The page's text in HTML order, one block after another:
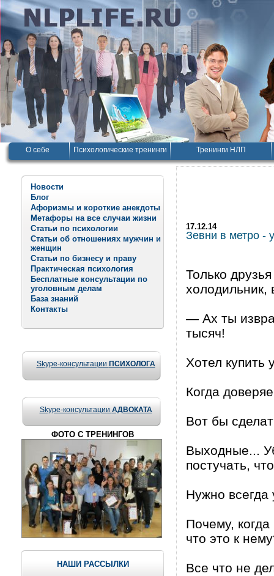
О себе Психологические тренинги Тренинги НЛП
Новости
Блог
Афоризмы и короткие анекдоты
Метафоры на все случаи жизни
Статьи по психологии
Статьи об отношениях мужчин и
женщин
Статьи по бизнесу и праву
Практическая психология
Бесплатные консультации по
уголовным делам
База знаний
Контакты
Skype-консультации ПСИХОЛОГА
Skype-консультации АДВОКАТА
ФОТО С ТРЕНИНГОВ
НАШИ РАССЫЛКИ
17.12.14
Зевни в метро -
Только
холодильник,
— Ах ты
тысяч!
Хотел купить
Когда
Вот бы
Выходные...
постучать,
Нужно всегда
Почему, когда
что это к
Все что не